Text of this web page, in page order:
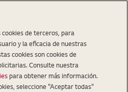
de terceros, para
y la eficacia de nuestras
cookies son cookies de
Consulte nuestra
para obtener más información.
seleccione "Aceptar todas"